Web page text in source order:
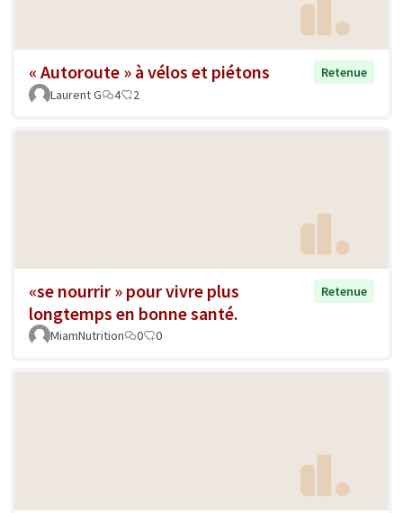
« Autoroute » à vélos et piétons
Retenue
Laurent G
4 2
«se nourrir » pour vivre plus
longtemps en bonne santé.
Retenue
MiamNutrition 0 0